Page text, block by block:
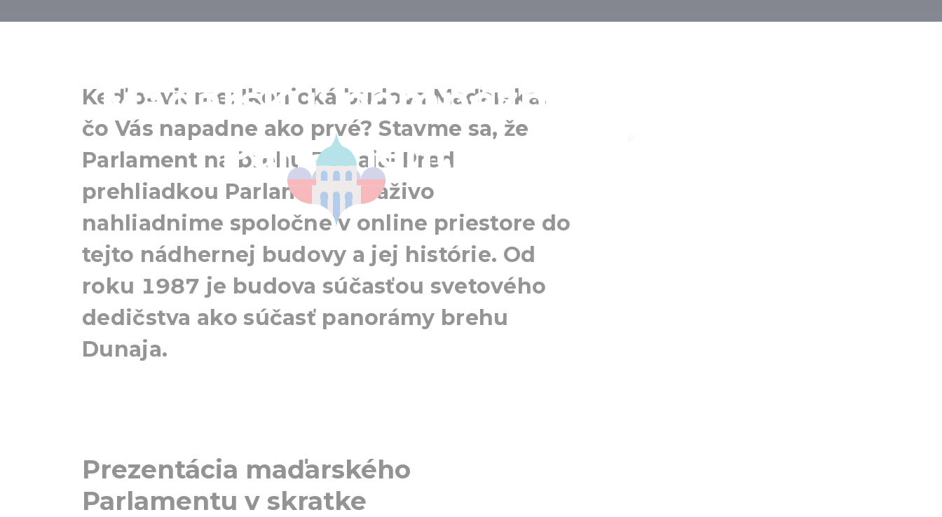
Maďarsku: pompézny
Parlament
Keď povieme: Ikonická budova Maďarska,
čo Vás napadne ako prvé? Stavme sa, že
Parlament na brehu Dunaja! Pred
prehliadkou Parlamentu naživo
nahliadnime spoločne v online priestore do
tejto nádhernej budovy a jej histórie. Od
roku 1987 je budova súčasťou svetového
dedičstva ako súčasť panorámy brehu
Dunaja.
Prezentácia maďarského
Parlamentu v skratke